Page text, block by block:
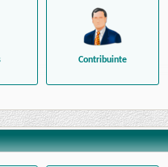
Contribuinte